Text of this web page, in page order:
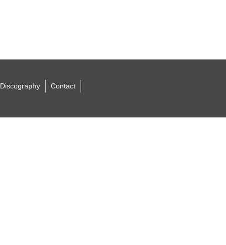
Discography Contact